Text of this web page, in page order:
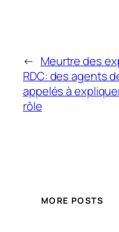
← Meurtre des
RDC: des agents
appelés à
rôle
MORE POSTS